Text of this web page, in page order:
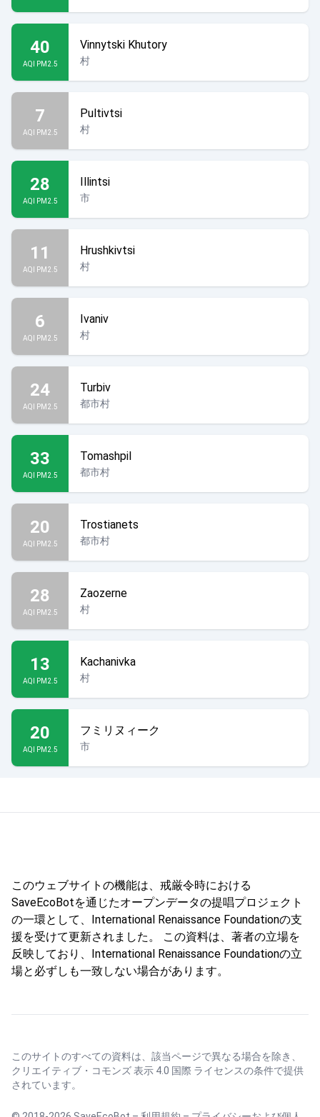
40
AQI PM2.5
Vinnytski Khutory
村
7
AQI PM2.5
Pultivtsi
村
28
AQI PM2.5
Illintsi
市
11
AQI PM2.5
Hrushkivtsi
村
6
AQI PM2.5
Ivaniv
村
24
AQI PM2.5
Turbiv
都市村
33
AQI PM2.5
Tomashpil
都市村
20
AQI PM2.5
Trostianets
都市村
28
AQI PM2.5
Zaozerne
村
13
AQI PM2.5
Kachanivka
村
20
AQI PM2.5
フミリヌィーク
市
このウェブサイトの機能は、戒厳令時における
SaveEcoBotを通じたオープンデータの提唱プロジェクト
の一環として、International Renaissance Foundationの支
援を受けて更新されました。 この資料は、著者の立場を
反映しており、International Renaissance Foundationの立
場と必ずしも一致しない場合があります。
このサイトのすべての資料は、該当ページで異なる場合を除き、
クリエイティブ・コモンズ 表示 4.0 国際 ライセンスの条件で提供
されています。